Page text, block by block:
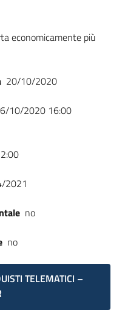
economicamente più
20/10/2020
10/2020 16:00
2021
no
no
TELEMATICI –